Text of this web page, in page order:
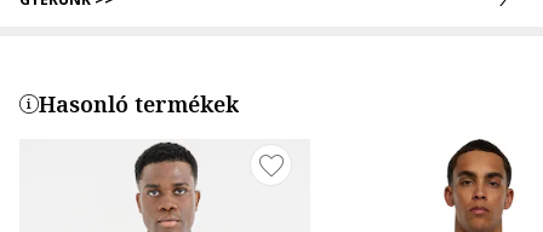
Hasonló termékek